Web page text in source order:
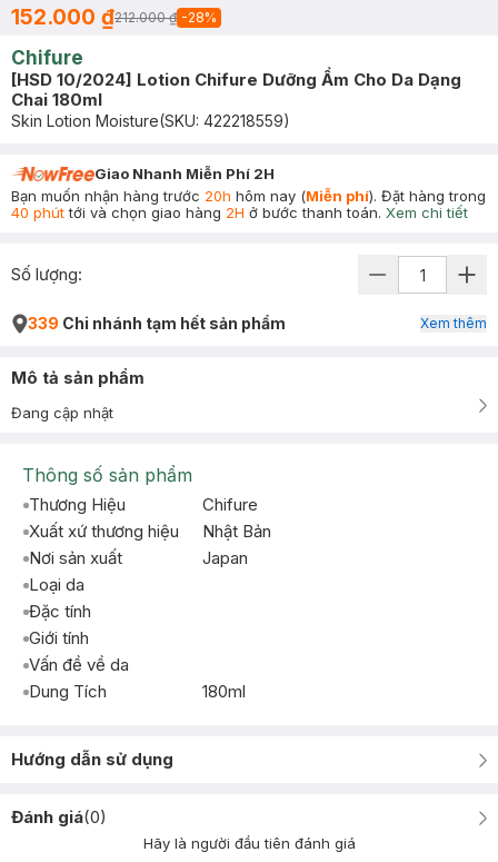
152.000 ₫212.000 ₫ -28%
Chifure
[HSD 10/2024] Lotion Chifure Dưỡng Ẩm Cho Da Dạng
Chai 180ml
Skin Lotion Moisture(SKU: 422218559)
Giao Nhanh Miễn Phí 2H
Bạn muốn nhận hàng trước 20h hôm nay (Miễn phí). Đặt hàng trong
40 phúttới và chọn giao hàng 2H ở bước thanh toán. Xem chi tiết
Số lượng:
339 Chi nhánh tạm hết sản phẩm Xem thêm
Mô tả sản phẩm
Đang cập nhật
Thông số sản phẩm
Thương Hiệu
Chifure
Xuất xứ thương hiệu
Nhật Bản
Nơi sản xuất
Japan
Loại da
Đặc tính
Giới tính
Vấn đề về da
Dung Tích
180ml
Hướng dẫn sử dụng
Đánh giá(0)
Hãy là người đầu tiên đánh giá